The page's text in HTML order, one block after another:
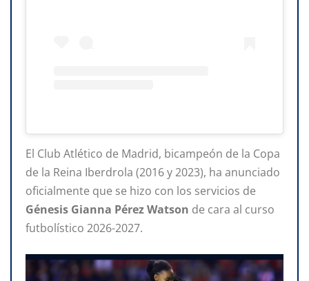
El Club Atlético de Madrid, bicampeón de la Copa
de la Reina Iberdrola (2016 y 2023), ha anunciado
oficialmente que se hizo con los servicios de
Génesis Gianna Pérez Watson de cara al curso
futbolístico 2026-2027.